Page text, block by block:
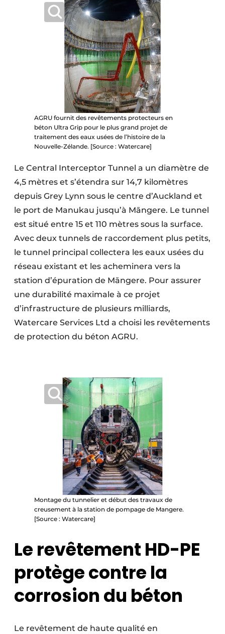
Software
Techniques ferroviaires
Travaux ferroviaires
AGRU fournit des revêtements protecteurs en
béton Ultra Grip pour le plus grand projet de
traitement des eaux usées de l’histoire de la
Nouvelle-Zélande. [Source : Watercare]
Le Central Interceptor Tunnel a un diamètre de
4,5 mètres et s’étendra sur 14,7 kilomètres
depuis Grey Lynn sous le centre d’Auckland et
le port de Manukau jusqu’à Māngere. Le tunnel
est situé entre 15 et 110 mètres sous la surface.
Avec deux tunnels de raccordement plus petits,
le tunnel principal collectera les eaux usées du
réseau existant et les acheminera vers la
station d’épuration de Māngere. Pour assurer
une durabilité maximale à ce projet
d’infrastructure de plusieurs milliards,
Watercare Services Ltd a choisi les revêtements
de protection du béton AGRU.
Montage du tunnelier et début des travaux de
creusement à la station de pompage de Mangere.
[Source : Watercare]
Le revêtement HD-PE
protège contre la
corrosion du béton
Le revêtement de haute qualité en